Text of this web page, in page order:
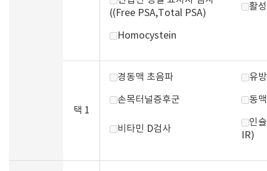
((Free PSA,Total PSA)
활
Homocystein
택 1
경동맥 초음파 유
손목터널증후군 동
비타민 D검사
인
IR)